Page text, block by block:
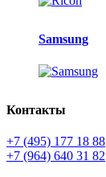
Samsung
Контакты
+7 (495) 177 18 88
+7 (964) 640 31 82